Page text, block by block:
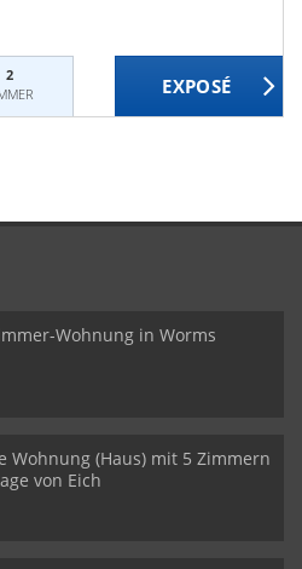
2
Wohnung in Worms
Wohnung (Haus) mit 5 Zimmern
von Eich